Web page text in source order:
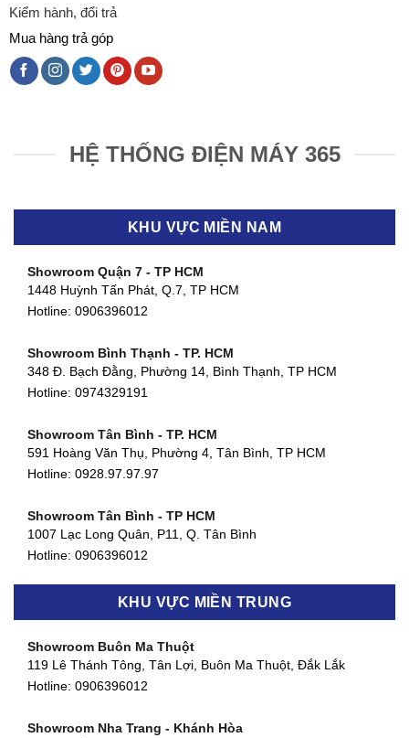
Kiểm hành, đổi trả
Mua hàng trả góp
HỆ THỐNG ĐIỆN MÁY 365
KHU VỰC MIỀN NAM
Showroom Quận 7 - TP HCM
1448 Huỳnh Tấn Phát, Q.7, TP HCM
Hotline: 0906396012
Showroom Bình Thạnh - TP. HCM
348 Đ. Bạch Đằng, Phường 14, Bình Thạnh, TP HCM
Hotline: 0974329191
Showroom Tân Bình - TP. HCM
591 Hoàng Văn Thụ, Phường 4, Tân Bình, TP HCM
Hotline: 0928.97.97.97
Showroom Tân Bình - TP HCM
1007 Lạc Long Quân, P11, Q. Tân Bình
Hotline: 0906396012
Showroom Biên Hòa - Đồng Nai
Showroom Thuận An - Bình Dương
KHU VỰC MIỀN TRUNG
Showroom Buôn Ma Thuột
119 Lê Thánh Tông, Tân Lợi, Buôn Ma Thuột, Đắk Lắk
Hotline: 0906396012
Showroom Nha Trang - Khánh Hòa